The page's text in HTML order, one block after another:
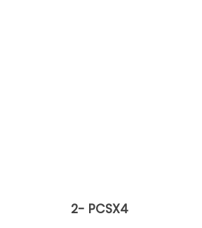
2- PCSX4